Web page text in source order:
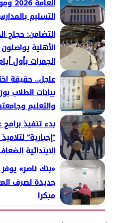
العامة
التسليم
التضامن: حجاج
الأهلية
الجمرات بأول
عاجل.. حقيقة
بيانات الطلاب
والتعليم
بدء تنفيذ برامج
“إجبارية”
الابتدائية
«بنك ناصر»
جديدة لصرف
مبكرا